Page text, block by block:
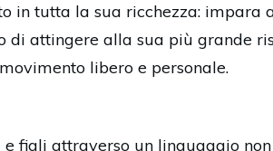
in tutta la sua ricchezza: impara
di attingere alla sua più grande
libero e personale.
figli attraverso un linguaggio